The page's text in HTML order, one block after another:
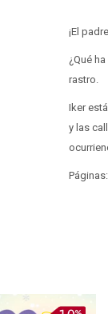
¡El
¿Qué
rastro.
Iker
y las